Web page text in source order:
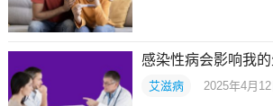
感染性病会影响我的
艾滋病 2025年4月12